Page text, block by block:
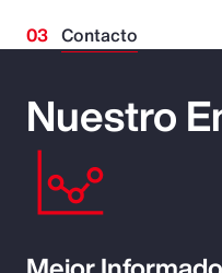
Contacto
Nuestro